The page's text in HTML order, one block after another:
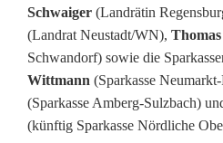
k
s
v
o
Schwaiger (Landrätin
(Landrat Neustadt/WN),
Schwandorf) sowie die
Wittmann (Sparkasse
(Sparkasse Amberg-Sulzbach)
(künftig Sparkasse Nördliche